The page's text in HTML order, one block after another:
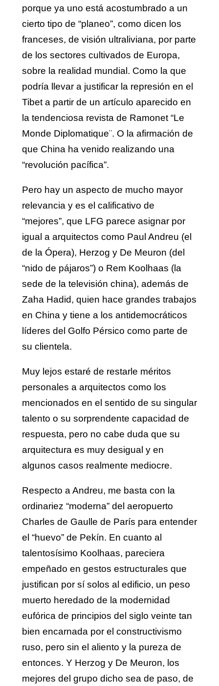
porque ya uno está acostumbrado a un
cierto tipo de “planeo”, como dicen los
franceses, de visión ultraliviana, por parte
de los sectores cultivados de Europa,
sobre la realidad mundial. Como la que
podría llevar a justificar la represión en el
Tibet a partir de un artículo aparecido en
la tendenciosa revista de Ramonet “Le
Monde Diplomatique¨. O la afirmación de
que China ha venido realizando una
“revolución pacífica”.
Pero hay un aspecto de mucho mayor
relevancia y es el calificativo de
“mejores”, que LFG parece asignar por
igual a arquitectos como Paul Andreu (el
de la Ópera), Herzog y De Meuron (del
“nido de pájaros”) o Rem Koolhaas (la
sede de la televisión china), además de
Zaha Hadid, quien hace grandes trabajos
en China y tiene a los antidemocráticos
líderes del Golfo Pérsico como parte de
su clientela.
Muy lejos estaré de restarle méritos
personales a arquitectos como los
mencionados en el sentido de su singular
talento o su sorprendente capacidad de
respuesta, pero no cabe duda que su
arquitectura es muy desigual y en
algunos casos realmente mediocre.
Respecto a Andreu, me basta con la
ordinariez “moderna” del aeropuerto
Charles de Gaulle de París para entender
el “huevo” de Pekín. En cuanto al
talentosísimo Koolhaas, pareciera
empeñado en gestos estructurales que
justifican por sí solos al edificio, un peso
muerto heredado de la modernidad
eufórica de principios del siglo veinte tan
bien encarnada por el constructivismo
ruso, pero sin el aliento y la pureza de
entonces. Y Herzog y De Meuron, los
mejores del grupo dicho sea de paso, de